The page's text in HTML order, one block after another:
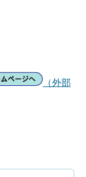
（外部